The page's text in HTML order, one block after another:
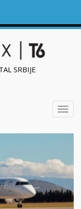
SRBIJE